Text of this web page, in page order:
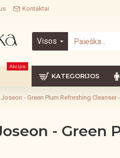
Kontaktai
Visos
Akcijos
KATEGORIJOS
- Green Plum Refreshing
- Green